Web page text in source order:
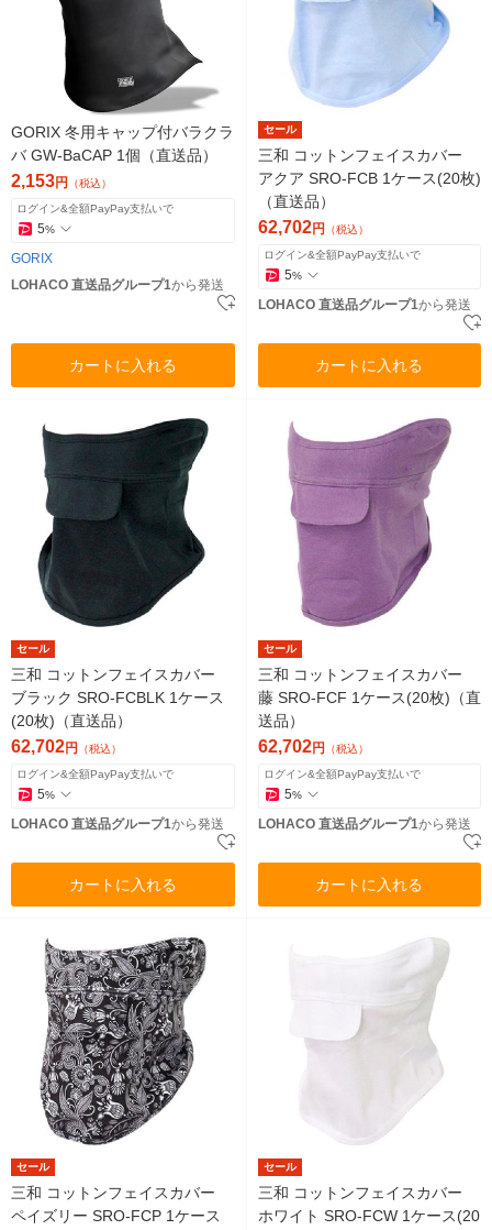
GORIX 冬用キャップ付バラクラ
バ GW-BaCAP 1個（直送品）
2,153円 （税込）
ログイン&全額PayPay支払いで
5%
GORIX
LOHACO 直送品グループ1から発送
カートに入れる
セール
三和 コットンフェイスカバー
アクア SRO-FCB 1ケース(20枚)
（直送品）
62,702円 （税込）
ログイン&全額PayPay支払いで
5%
LOHACO 直送品グループ1から発送
カートに入れる
セール
三和 コットンフェイスカバー
ブラック SRO-FCBLK 1ケース
(20枚)（直送品）
62,702円 （税込）
ログイン&全額PayPay支払いで
5%
LOHACO 直送品グループ1から発送
カートに入れる
セール
三和 コットンフェイスカバー
藤 SRO-FCF 1ケース(20枚)（直
送品）
62,702円 （税込）
ログイン&全額PayPay支払いで
5%
LOHACO 直送品グループ1から発送
カートに入れる
セール
三和 コットンフェイスカバー
ペイズリー SRO-FCP 1ケース
セール
三和 コットンフェイスカバー
ホワイト SRO-FCW 1ケース(20